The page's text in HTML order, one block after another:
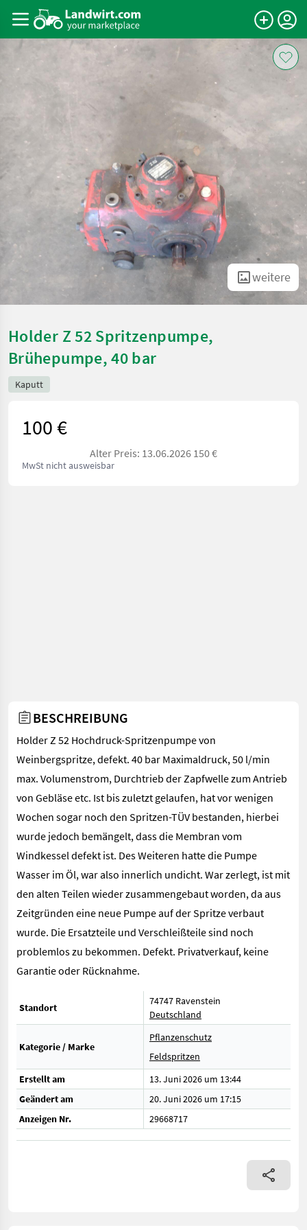
weitere
Holder Z 52 Spritzenpumpe,
Brühepumpe, 40 bar
Kaputt
100 €
Alter Preis: 13.06.2026 150 €
MwSt nicht ausweisbar
BESCHREIBUNG
Holder Z 52 Hochdruck-Spritzenpumpe von
Weinbergspritze, defekt. 40 bar Maximaldruck, 50 l/min
max. Volumenstrom, Durchtrieb der Zapfwelle zum Antrieb
von Gebläse etc. Ist bis zuletzt gelaufen, hat vor wenigen
Wochen sogar noch den Spritzen-TÜV bestanden, hierbei
wurde jedoch bemängelt, dass die Membran vom
Windkessel defekt ist. Des Weiteren hatte die Pumpe
Wasser im Öl, war also innerlich undicht. War zerlegt, ist mit
den alten Teilen wieder zusammengebaut worden, da aus
Zeitgründen eine neue Pumpe auf der Spritze verbaut
wurde. Die Ersatzteile und Verschleißteile sind noch
problemlos zu bekommen. Defekt. Privatverkauf, keine
Garantie oder Rücknahme.
Standort
74747 Ravenstein
Deutschland
Kategorie / Marke
Pflanzenschutz
Feldspritzen
Erstellt am
13. Juni 2026 um 13:44
Geändert am
20. Juni 2026 um 17:15
Anzeigen Nr.
29668717